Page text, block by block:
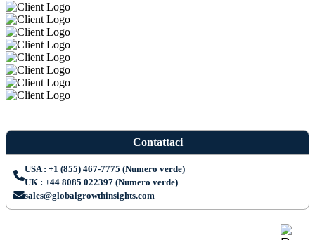
Contattaci
USA : +1 (855) 467-7775 (Numero verde)
UK : +44 8085 022397 (Numero verde)
sales@globalgrowthinsights.com